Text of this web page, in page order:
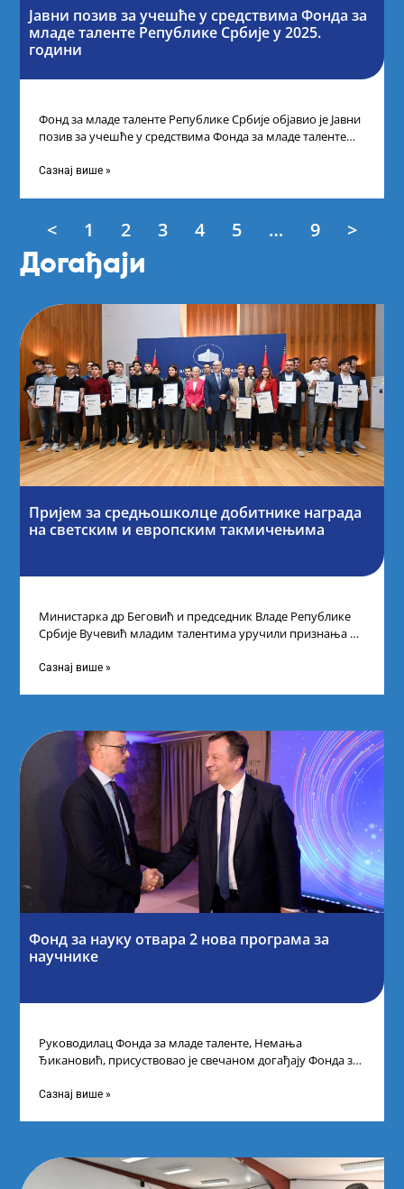
Јавни позив за учешће у средствима Фонда за
младе таленте Републике Србије у 2025.
години
Фонд за младе таленте Републике Србије објавио је Јавни
позив за учешће у средствима Фонда за младе таленте
Сазнај више »
< 1 2 3 4 5 … 9 >
Догађаји
Пријем за средњошколце добитнике награда
на светским и европским такмичењима
Министарка др Беговић и председник Владе Републике
Србије Вучевић младим талентима уручили признања У
Сазнај више »
Фонд за науку отвара 2 нова програма за
научнике
Руководилац Фонда за младе таленте, Немања
Ђикановић, присуствовао је свечаном догађају Фонда за
Сазнај више »